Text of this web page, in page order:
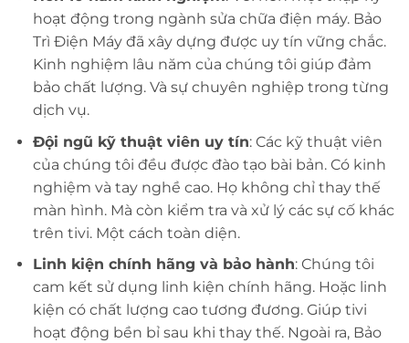
hoạt động trong ngành sửa chữa điện máy. Bảo
Trì Điện Máy đã xây dựng được uy tín vững chắc.
Kinh nghiệm lâu năm của chúng tôi giúp đảm
bảo chất lượng. Và sự chuyên nghiệp trong từng
dịch vụ.
Đội ngũ kỹ thuật viên uy tín: Các kỹ thuật viên
của chúng tôi đều được đào tạo bài bản. Có kinh
nghiệm và tay nghề cao. Họ không chỉ thay thế
màn hình. Mà còn kiểm tra và xử lý các sự cố khác
trên tivi. Một cách toàn diện.
Linh kiện chính hãng và bảo hành: Chúng tôi
cam kết sử dụng linh kiện chính hãng. Hoặc linh
kiện có chất lượng cao tương đương. Giúp tivi
hoạt động bền bỉ sau khi thay thế. Ngoài ra, Bảo